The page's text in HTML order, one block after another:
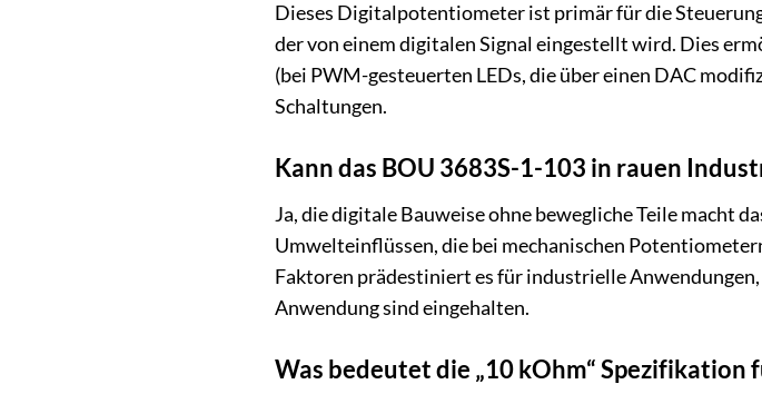
Dieses Digitalpotentiometer ist primär für die
der von einem digitalen Signal eingestellt wird. Dies
(bei PWM-gesteuerten LEDs, die über einen DAC
Schaltungen.
Kann das BOU 3683S-1-103 in rauen
Ja, die digitale Bauweise ohne bewegliche Teile macht
Umwelteinflüssen, die bei mechanischen
Faktoren prädestiniert es für industrielle
Anwendung sind eingehalten.
Was bedeutet die „10 kOhm“ Spezifikation